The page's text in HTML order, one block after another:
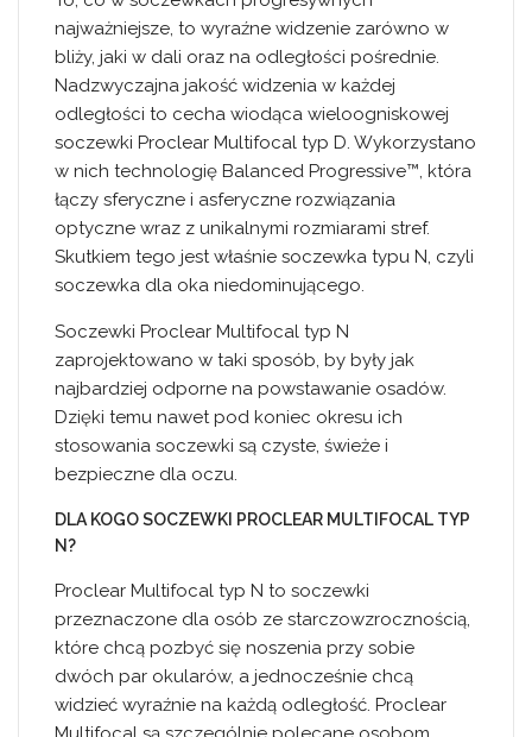
najważniejsze, to wyraźne widzenie zarówno w
bliży, jaki w dali oraz na odległości pośrednie.
Nadzwyczajna jakość widzenia w każdej
odległości to cecha wiodąca wieloogniskowej
soczewki Proclear Multifocal typ D. Wykorzystano
w nich technologię Balanced Progressive™, która
łączy sferyczne i asferyczne rozwiązania
optyczne wraz z unikalnymi rozmiarami stref.
Skutkiem tego jest właśnie soczewka typu N, czyli
soczewka dla oka niedominującego.
Soczewki Proclear Multifocal typ N
zaprojektowano w taki sposób, by były jak
najbardziej odporne na powstawanie osadów.
Dzięki temu nawet pod koniec okresu ich
stosowania soczewki są czyste, świeże i
bezpieczne dla oczu.
DLA KOGO SOCZEWKI PROCLEAR MULTIFOCAL TYP
N?
Proclear Multifocal typ N to soczewki
przeznaczone dla osób ze starczowzrocznością,
które chcą pozbyć się noszenia przy sobie
dwóch par okularów, a jednocześnie chcą
widzieć wyraźnie na każdą odległość. Proclear